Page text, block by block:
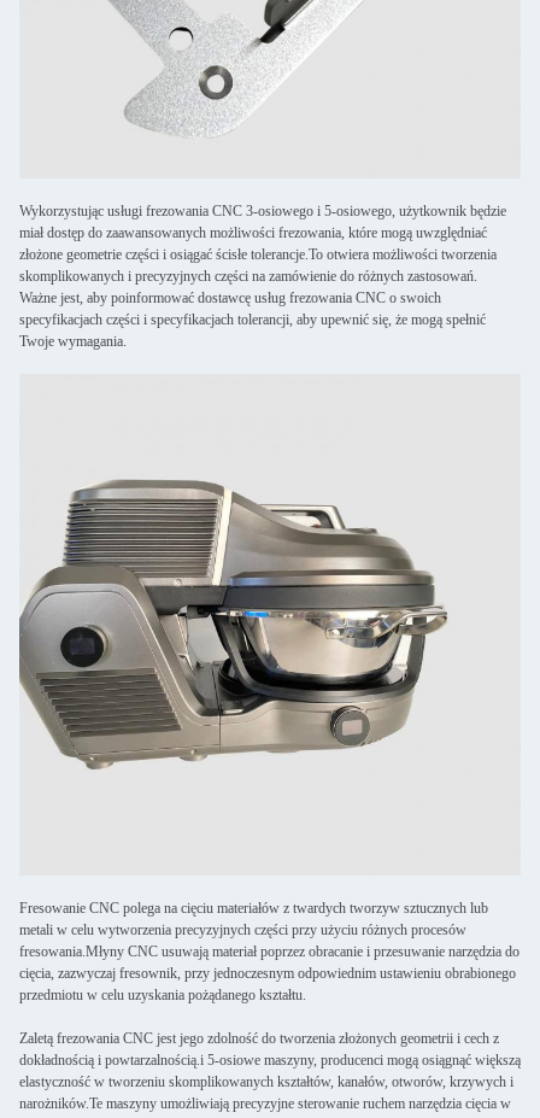
Wykorzystując usługi frezowania CNC 3-osiowego i 5-osiowego, użytkownik będzie
miał dostęp do zaawansowanych możliwości frezowania, które mogą uwzględniać
złożone geometrie części i osiągać ścisłe tolerancje.To otwiera możliwości tworzenia
skomplikowanych i precyzyjnych części na zamówienie do różnych zastosowań.
Ważne jest, aby poinformować dostawcę usług frezowania CNC o swoich
specyfikacjach części i specyfikacjach tolerancji, aby upewnić się, że mogą spełnić
Twoje wymagania.
Fresowanie CNC polega na cięciu materiałów z twardych tworzyw sztucznych lub
metali w celu wytworzenia precyzyjnych części przy użyciu różnych procesów
fresowania.Młyny CNC usuwają materiał poprzez obracanie i przesuwanie narzędzia do
cięcia, zazwyczaj fresownik, przy jednoczesnym odpowiednim ustawieniu obrabionego
przedmiotu w celu uzyskania pożądanego kształtu.
Zaletą frezowania CNC jest jego zdolność do tworzenia złożonych geometrii i cech z
dokładnością i powtarzalnością.i 5-osiowe maszyny, producenci mogą osiągnąć większą
elastyczność w tworzeniu skomplikowanych kształtów, kanałów, otworów, krzywych i
narożników.Te maszyny umożliwiają precyzyjne sterowanie ruchem narzędzia cięcia w